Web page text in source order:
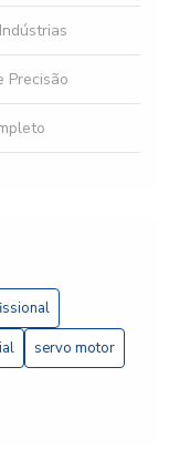
Precisão
otimizar a
a eficiência
servo motor